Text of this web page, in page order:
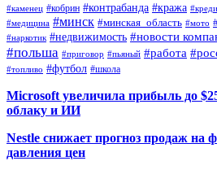
#каменец #кобрин #контрабанда #кража
#медицина #минск #минская_область #мото
#наркотик #недвижимость #новости
#польша #приговор #пьяный #работа
#топливо #футбол #школа
Microsoft увеличила прибыль до
облаку и ИИ
Nestle снижает прогноз продаж на
давления цен